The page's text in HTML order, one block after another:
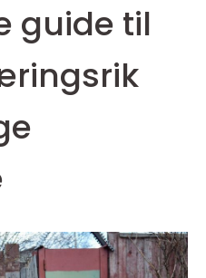
guide til